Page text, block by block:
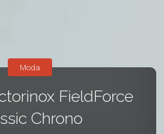
FieldForce
Chrono
Moda